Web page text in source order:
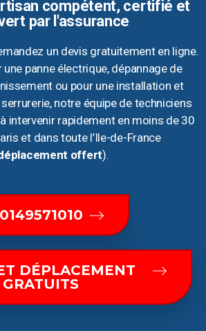
compétent, certifié et
par l'assurance
un devis gratuitement en ligne.
panne électrique, dépannage de
ou pour une installation et
notre équipe de techniciens
intervenir rapidement en moins de 30
et dans toute l’Ile-de-France
offert).
0149571010
DÉPLACEMENT
GRATUITS